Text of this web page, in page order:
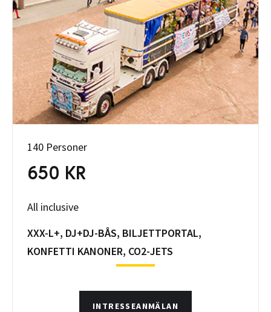
140 Personer
650 KR
All inclusive
XXX-L+, DJ+DJ-BÅS, BILJETTPORTAL,
KONFETTI KANONER, CO2-JETS
INTRESSEANMÄLAN